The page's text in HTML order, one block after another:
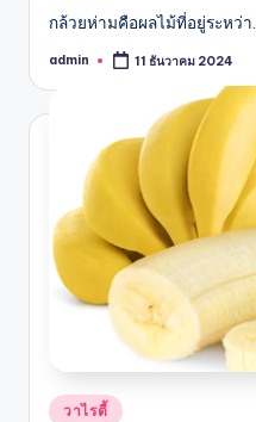
กล้วยห่ามคือผลไม้ที่อยู่ระหว่า
Posted
admin 11 ธันวาคม 2024
Posted
วาไรตี้